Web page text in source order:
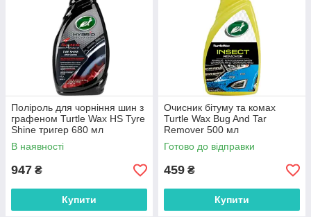
Поліроль для чорніння шин з
графеном Turtle Wax HS Tyre
Shine тригер 680 мл
В наявності
947 ₴
Купити
Очисник бітуму та комах
Turtle Wax Bug And Tar
Remover 500 мл
Готово до відправки
459 ₴
Купити